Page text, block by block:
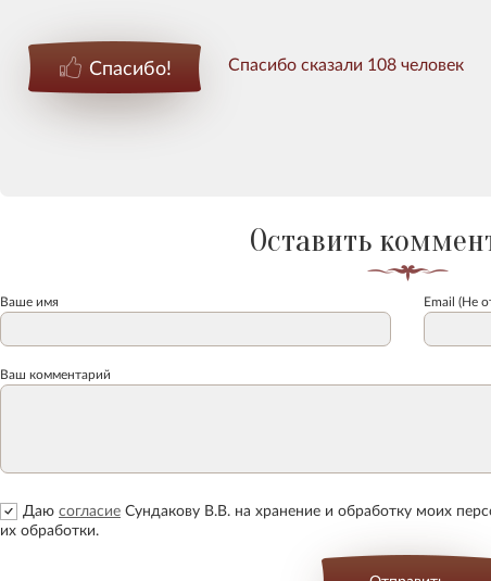
Спасибо! Спасибо сказали 108 человек
Оставить
Ваше имя Email (Не
Ваш комментарий
Даю согласие Сундакову В.В. на хранение и обработку моих
их обработки.